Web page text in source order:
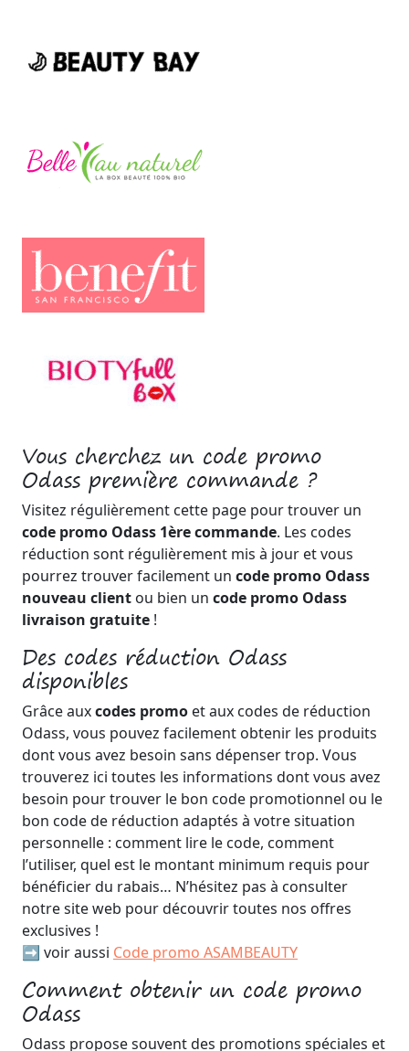
Vous cherchez un code promo
Odass première commande ?
Visitez régulièrement cette page pour trouver un
code promo Odass 1ère commande. Les codes
réduction sont régulièrement mis à jour et vous
pourrez trouver facilement un code promo Odass
nouveau client ou bien un code promo Odass
livraison gratuite !
Des codes réduction Odass
disponibles
Grâce auxcodes promo et aux codes de réduction
Odass, vous pouvez facilement obtenir les produits
dont vous avez besoin sans dépenser trop. Vous
trouverez ici toutes les informations dont vous avez
besoin pour trouver le bon code promotionnel ou le
bon code de réduction adaptés à votre situation
personnelle : comment lire le code, comment
l’utiliser, quel est le montant minimum requis pour
bénéficier du rabais… N’hésitez pas à consulter
notre site web pour découvrir toutes nos offres
exclusives !
➡️ voir aussi Code promo ASAMBEAUTY
Comment obtenir un code promo
Odass
Odass propose souvent des promotions spéciales et